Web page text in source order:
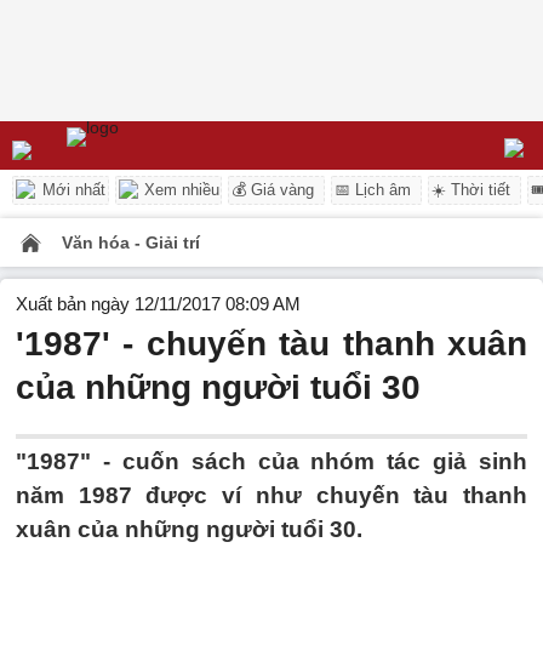
Mới nhất Xem nhiều 💰 Giá vàng 📅 Lịch âm ☀️ Thời tiết
Văn hóa - Giải trí
Xuất bản ngày 12/11/2017 08:09 AM
'1987' - chuyến tàu thanh xuân
của những người tuổi 30
"1987" - cuốn sách của nhóm tác giả sinh
năm 1987 được ví như chuyến tàu thanh
xuân của những người tuổi 30.